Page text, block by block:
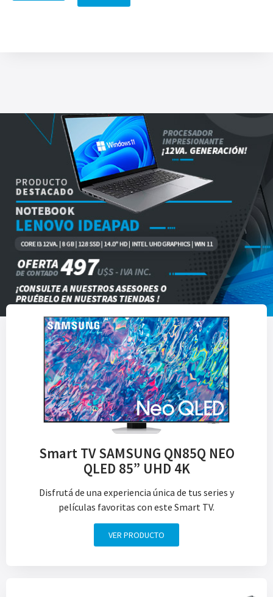
Smart TV SAMSUNG QN85Q NEO
QLED 85” UHD 4K
Disfrutá de una experiencia única de tus series y
películas favoritas con este Smart TV.
VER PRODUCTO